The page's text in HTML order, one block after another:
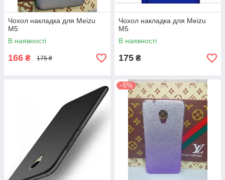
Чохол накладка для Meizu
M5
В наявності
166 ₴ 175 ₴
Чохол накладка для Meizu
M5
В наявності
175 ₴
–5%